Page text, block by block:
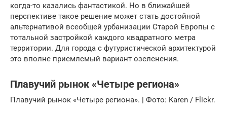
когда-то казались фантастикой. Но в ближайшей
перспективе такое решение может стать достойной
альтернативой всеобщей урбанизации Старой Европы с
тотальной застройкой каждого квадратного метра
территории. Для города с футуристической архитектурой
это вполне приемлемый вариант озеленения.
Плавучий рынок «Четыре региона»
Плавучий рынок «Четыре региона». | Фото: Karen / Flickr.